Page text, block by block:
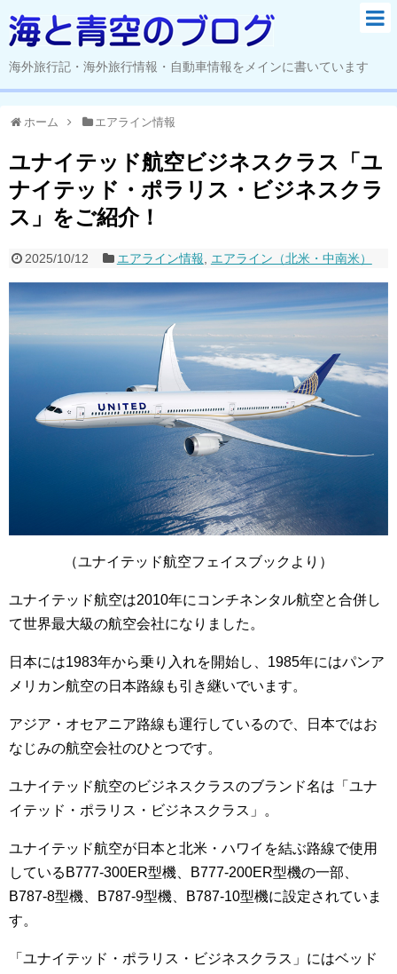
海外旅行記・海外旅行情報・自動車情報をメインに書いています
ホーム エアライン情報
ユナイテッド航空ビジネスクラス「ユ
ナイテッド・ポラリス・ビジネスクラ
ス」をご紹介！
2025/10/12 エアライン情報 エアライン（北米・中南米）
（ユナイテッド航空フェイスブックより）
ユナイテッド航空は2010年にコンチネンタル航空と合併し
て世界最大級の航空会社になりました。
日本には1983年から乗り入れを開始し、1985年にはパンア
メリカン航空の日本路線も引き継いでいます。
アジア・オセアニア路線も運行しているので、日本ではお
なじみの航空会社のひとつです。
ユナイテッド航空のビジネスクラスのブランド名は「ユナ
イテッド・ポラリス・ビジネスクラス」。
ユナイテッド航空が日本と北米・ハワイを結ぶ路線で使用
しているB777-300ER型機、B777-200ER型機の一部、
B787-8型機、B787-9型機、B787-10型機に設定されていま
す。
「ユナイテッド・ポラリス・ビジネスクラス」にはベッド